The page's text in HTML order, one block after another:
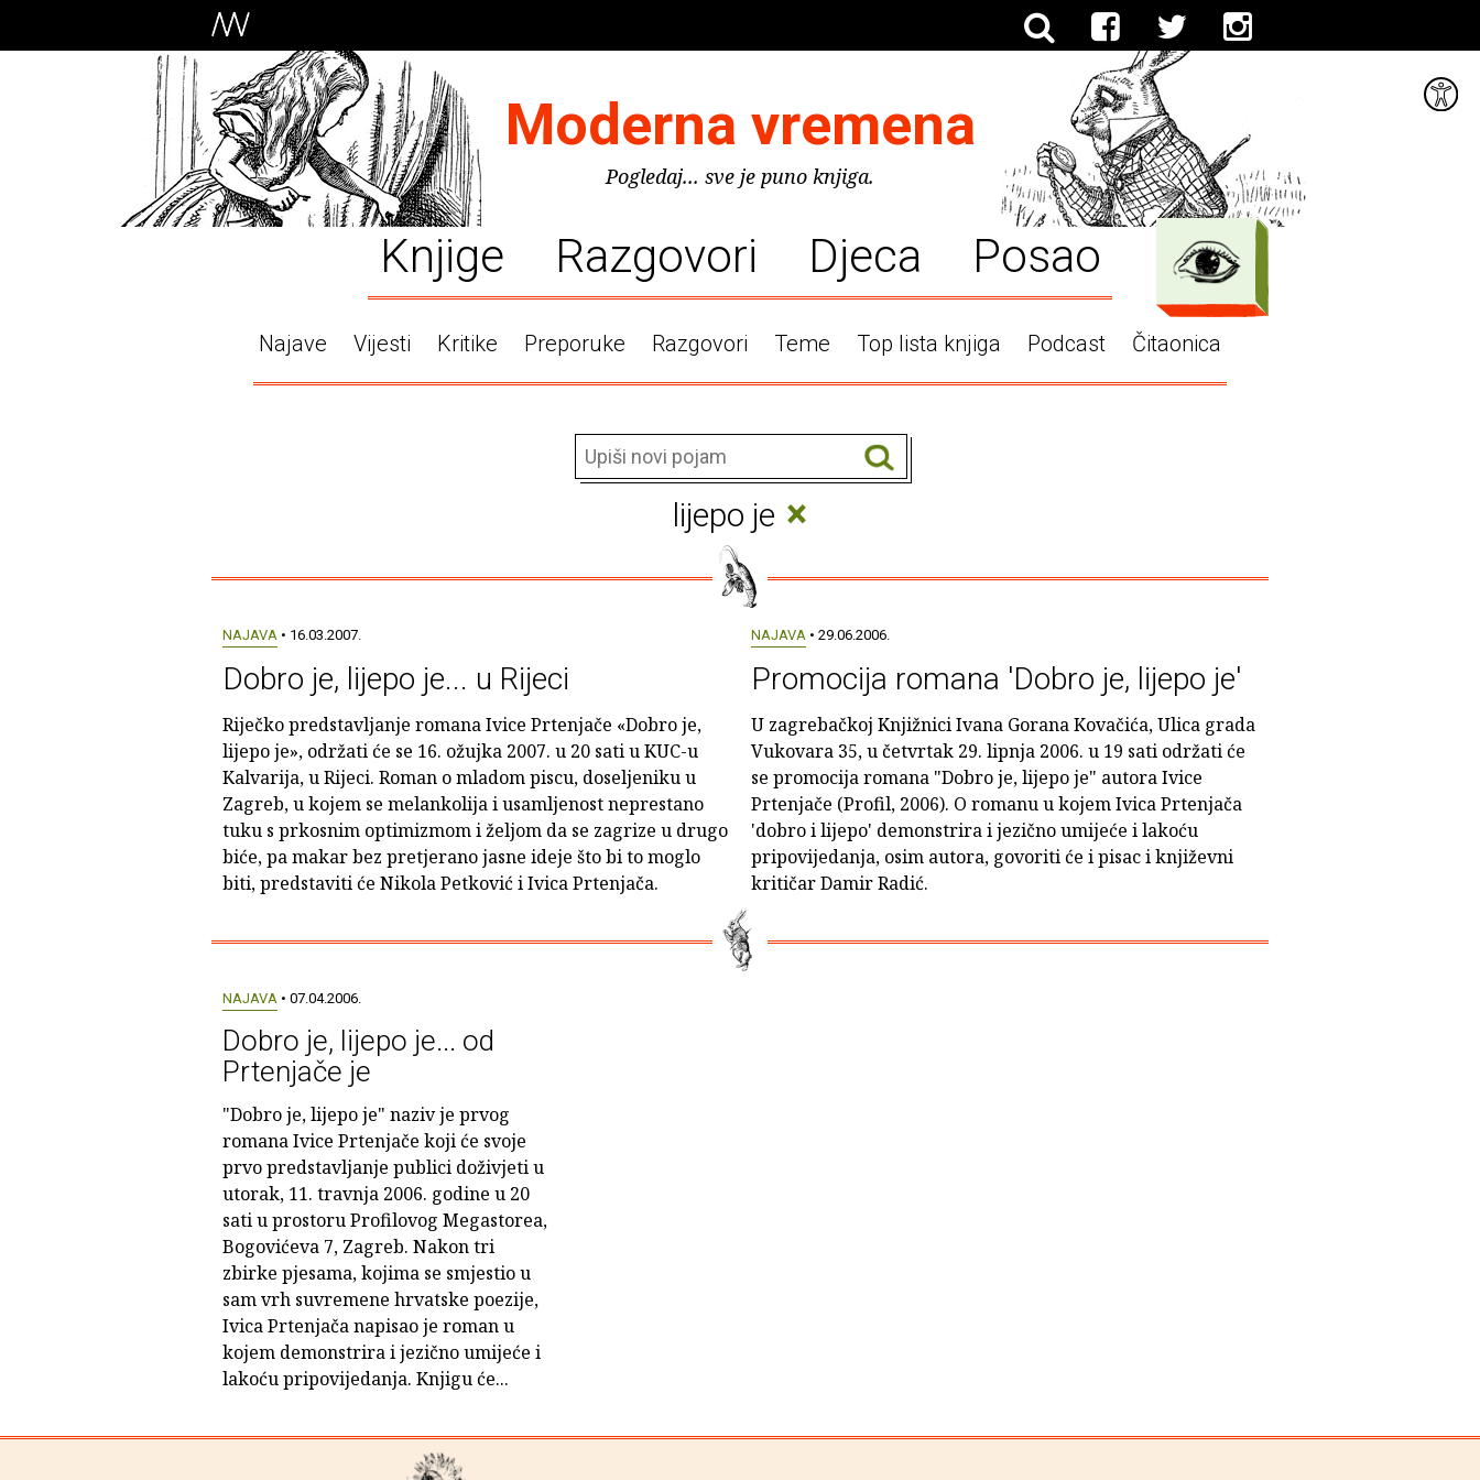
Moderna vremena
Pogledaj... sve je puno knjiga.
Knjige Razgovori Djeca Posao
Najave Vijesti Kritike Preporuke Razgovori Teme Top lista knjiga Podcast Čitaonica
lijepo je ×
NAJAVA• 16.03.2007.
Dobro je, lijepo je... u Rijeci
Riječko predstavljanje romana Ivice Prtenjače «Dobro je,
lijepo je», održati će se 16. ožujka 2007. u 20 sati u KUC-u
Kalvarija, u Rijeci. Roman o mladom piscu, doseljeniku u
Zagreb, u kojem se melankolija i usamljenost neprestano
tuku s prkosnim optimizmom i željom da se zagrize u drugo
biće, pa makar bez pretjerano jasne ideje što bi to moglo
biti, predstaviti će Nikola Petković i Ivica Prtenjača.
NAJAVA• 29.06.2006.
Promocija romana 'Dobro je, lijepo je'
U zagrebačkoj Knjižnici Ivana Gorana Kovačića, Ulica grada
Vukovara 35, u četvrtak 29. lipnja 2006. u 19 sati održati će
se promocija romana "Dobro je, lijepo je" autora Ivice
Prtenjače (Profil, 2006). O romanu u kojem Ivica Prtenjača
'dobro i lijepo' demonstrira i jezično umijeće i lakoću
pripovijedanja, osim autora, govoriti će i pisac i književni
kritičar Damir Radić.
NAJAVA• 07.04.2006.
Dobro je, lijepo je... od
Prtenjače je
"Dobro je, lijepo je" naziv je prvog
romana Ivice Prtenjače koji će svoje
prvo predstavljanje publici doživjeti u
utorak, 11. travnja 2006. godine u 20
sati u prostoru Profilovog Megastorea,
Bogovićeva 7, Zagreb. Nakon tri
zbirke pjesama, kojima se smjestio u
sam vrh suvremene hrvatske poezije,
Ivica Prtenjača napisao je roman u
kojem demonstrira i jezično umijeće i
lakoću pripovijedanja. Knjigu će...